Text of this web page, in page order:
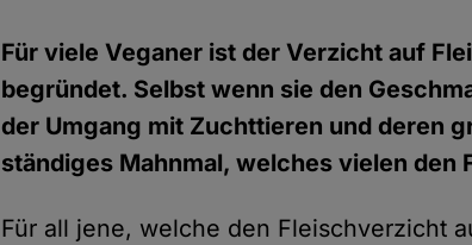
Für viele Veganer ist der Verzicht auf
begründet. Selbst wenn sie den
der Umgang mit Zuchttieren und deren
ständiges Mahnmal, welches vielen
Für all jene, welche den Fleischverzicht